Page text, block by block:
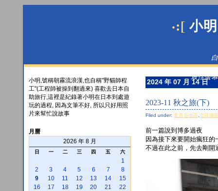
·:[ 小
最佳螢
小明,號稱朝霧流浪漢,也自稱"野貓師程
工"(工程師被操到翻過來) 喜歡去日本自
助旅行,這裡是紀錄著小明在日本到處遊
玩的過程, 因為文筆不好, 所以只好用照
片來幫忙說故事
月曆
2026 年 8 月
日 一 二 三 四 五 六
1
2
3 4 5 6 7
8
9
10 11 12 13 14
15
16
17 18 19 20 21
22
2024 年 07 月 14 日
2023-11 秋之旅(下)
Filed under: 北海道地區 北陸地
前一篇說到博多過夜
因為接下來要開始瘋狂的
不過在此之前，先去剛開